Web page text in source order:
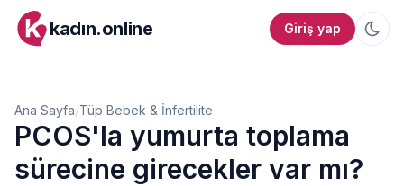
kadın.online Giriş yap
Ana Sayfa/Tüp Bebek & İnfertilite
PCOS'la yumurta toplama
sürecine girecekler var mı?